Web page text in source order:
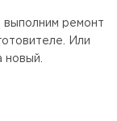
выполним ремонт
Или
новый.